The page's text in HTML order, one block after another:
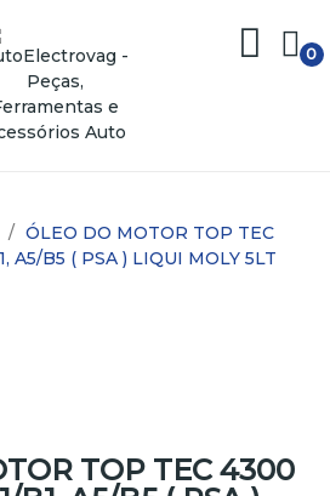
0
ÓLEO DO MOTOR TOP TEC
A5/B5 ( PSA ) LIQUI MOLY 5LT
TOP TEC 4300